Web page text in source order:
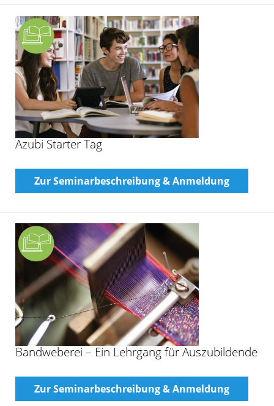
Azubi Starter Tag
Zur Seminarbeschreibung & Anmeldung
Bandweberei – Ein Lehrgang für Auszubildende
Zur Seminarbeschreibung & Anmeldung